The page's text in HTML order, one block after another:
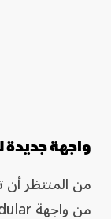
واجهة جديدة
من المنتظر